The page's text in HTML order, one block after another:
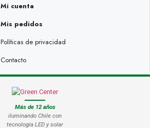
Mi cuenta
Mis pedidos
Políticas de privacidad
Contacto
Más de 12 años
iluminando Chile con
tecnología LED y solar